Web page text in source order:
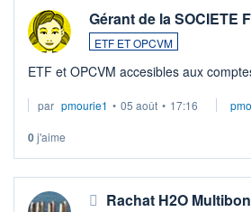
Gérant de la SOCIETE
ETF ET OPCVM
ETF et OPCVM accesibles aux
par pmourie1 • 05 août • 17:16
0j'aime
Rachat H2O